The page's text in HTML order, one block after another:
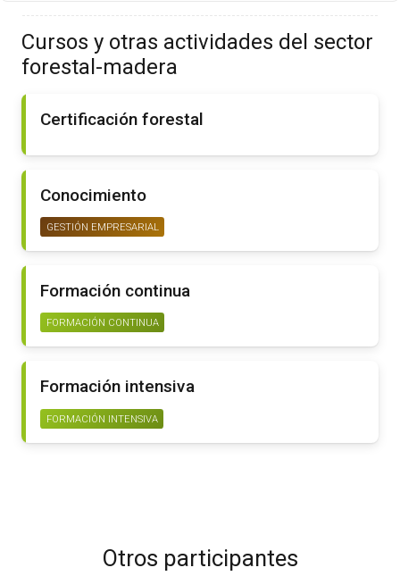
Cursos y otras actividades del sector
forestal-madera
Certificación forestal
Conocimiento
GESTIÓN EMPRESARIAL
Formación continua
FORMACIÓN CONTINUA
Formación intensiva
FORMACIÓN INTENSIVA
Otros participantes